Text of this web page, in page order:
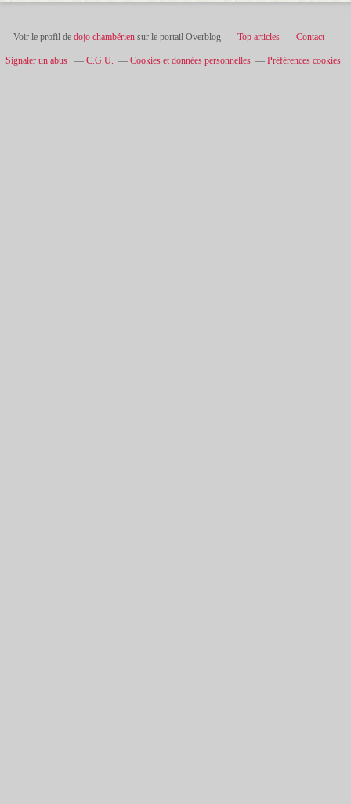
Voir le profil de dojo chambériensur le portail Overblog Top articles Contact
Signaler un abus C.G.U. Cookies et données personnelles Préférences cookies